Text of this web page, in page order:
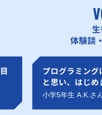
体験談
プログラミング
と思い、はじめ
小学5年生 A.K.さ